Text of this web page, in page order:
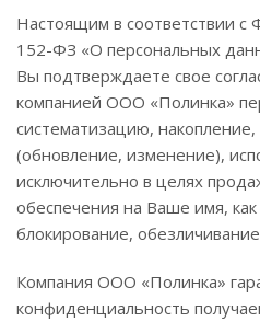
Настоящим в соответствии
152-ФЗ «О персональных
Вы подтверждаете свое
компанией ООО «Полинка»
систематизацию,
(обновление, изменение),
исключительно в целях
обеспечения на Ваше имя,
блокирование,
Компания ООО «Полинка»
конфиденциальность